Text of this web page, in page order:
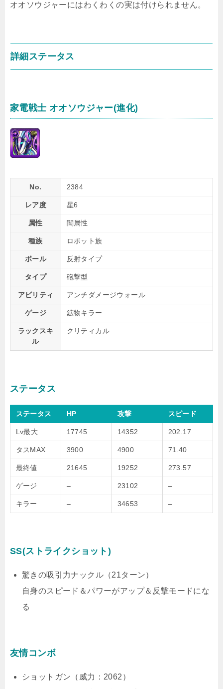
オオソウジャーにはわくわくの実は付けられません。
詳細ステータス
家電戦士 オオソウジャー(進化)
No. 2384
レア度 星6
属性 闇属性
種族 ロボット族
ボール 反射タイプ
タイプ 砲撃型
アビリティ アンチダメージウォール
ゲージ 鉱物キラー
ラックスキ
ル
クリティカル
ステータス
ステータス HP 攻撃 スピード
Lv最大 17745 14352 202.17
タスMAX 3900 4900 71.40
最終値 21645 19252 273.57
ゲージ – 23102 –
キラー – 34653 –
SS(ストライクショット)
驚きの吸引力ナックル（21ターン）
自身のスピード＆パワーがアップ＆反撃モードにな
る
友情コンボ
ショットガン（威力：2062）